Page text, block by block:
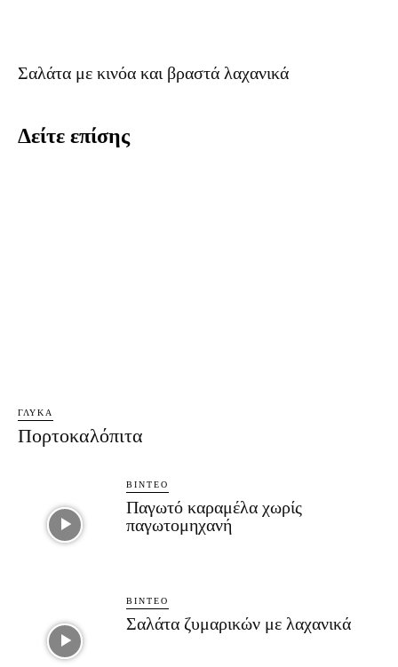
Σαλάτα με κινόα και βραστά λαχανικά
Δείτε επίσης
ΓΛΥΚΆ
Πορτοκαλόπιτα
ΒΊΝΤΕΟ
Παγωτό καραμέλα χωρίς
παγωτομηχανή
ΒΊΝΤΕΟ
Σαλάτα ζυμαρικών με λαχανικά